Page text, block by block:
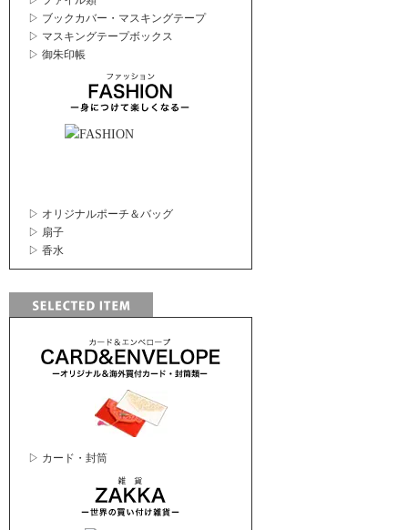
▷ ブックカバー・マスキングテープ
▷ マスキングテープボックス
▷ 御朱印帳
▷ オリジナルポーチ＆バッグ
▷ 扇子
▷ 香水
▷ カード・封筒